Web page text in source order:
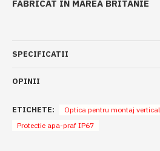
FABRICAT IN MAREA BRITANIE
SPECIFICATII
OPINII
ETICHETE:
Optica pentru montaj vertical
Protectie apa-praf IP67